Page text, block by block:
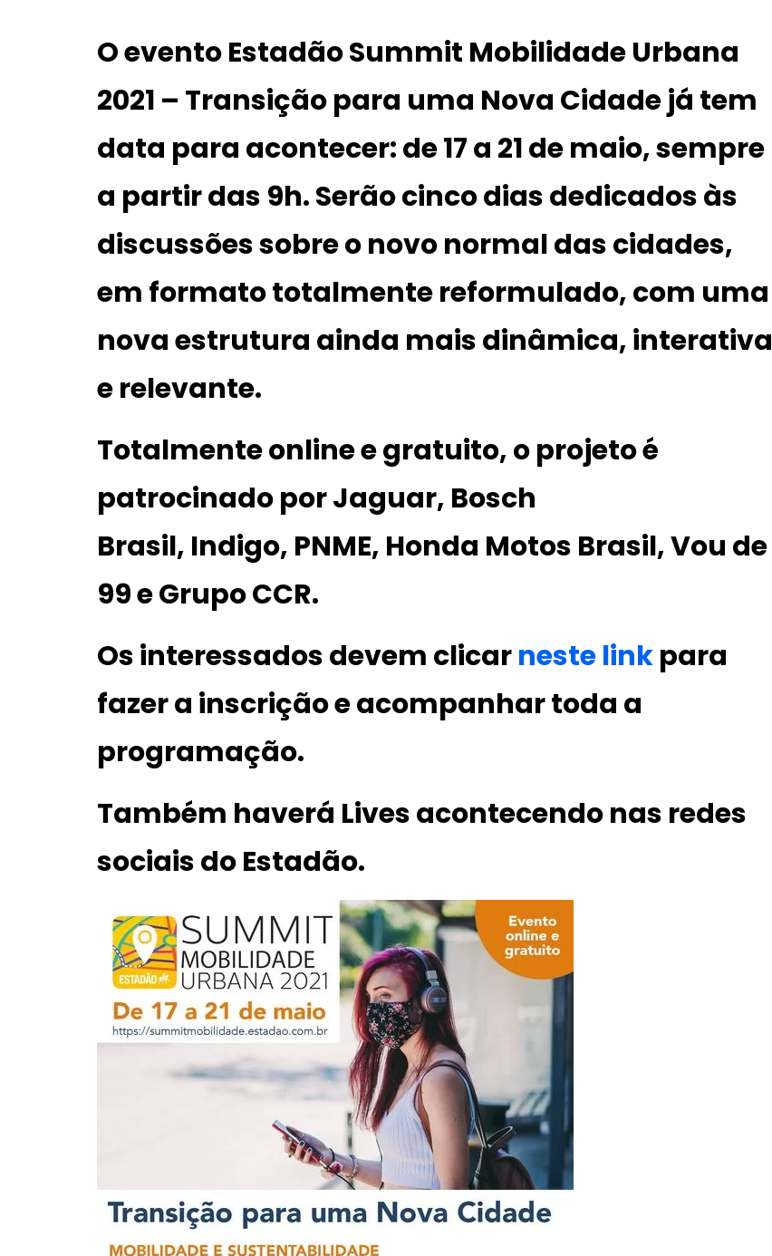
O eventoEstadão Summit Mobilidade Urbana
2021 – Transição para uma Nova Cidadejá tem
data para acontecer: de 17 a 21 de maio, sempre
a partir das 9h. Serão cinco dias dedicados às
discussões sobre o novo normal das cidades,
em formato totalmente reformulado, com uma
nova estrutura ainda mais dinâmica, interativa
e relevante.
Totalmente online e gratuito, o projeto é
patrocinado porJaguar, Bosch
Brasil, Indigo, PNME, Honda Motos Brasil,Vou de
99 eGrupo CCR.
Os interessados devem clicarneste linkpara
fazer a inscrição e acompanhar toda a
programação.
Também haverá Lives acontecendo nas redes
sociais doEstadão.